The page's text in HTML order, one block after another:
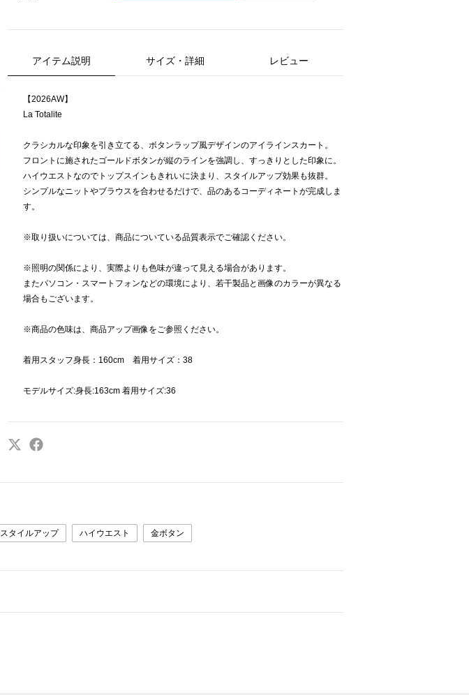
アイテム説明 サイズ・詳細 レビュー
【2026AW】
La Totalite
クラシカルな印象を引き立てる、ボタンラップ風デザインのアイラインスカート。
フロントに施されたゴールドボタンが縦のラインを強調し、すっきりとした印象に。
ハイウエストなのでトップスインもきれいに決まり、スタイルアップ効果も抜群。
シンプルなニットやブラウスを合わせるだけで、品のあるコーディネートが完成しま
す。
※取り扱いについては、商品についている品質表示でご確認ください。
※照明の関係により、実際よりも色味が違って見える場合があります。
またパソコン・スマートフォンなどの環境により、若干製品と画像のカラーが異なる
場合もございます。
※商品の色味は、商品アップ画像をご参照ください。
着用スタッフ身長：160cm 着用サイズ：38
モデルサイズ:身長:163cm 着用サイズ:36
スタイルアップ ハイウエスト 金ボタン